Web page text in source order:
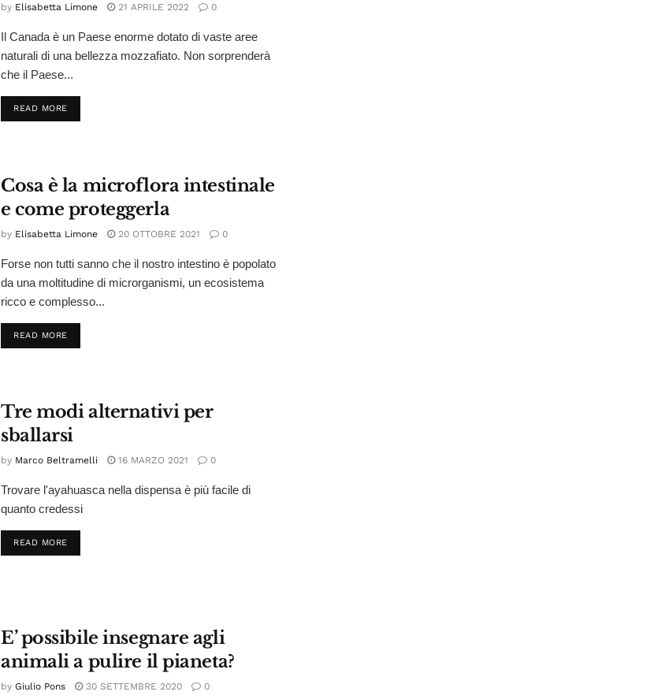
by Elisabetta Limone 21 APRILE 2022 0
Il Canada è un Paese enorme dotato di vaste aree
naturali di una bellezza mozzafiato. Non sorprenderà
che il Paese...
READ MOREDETAILS
Cosa è la microflora intestinale
e come proteggerla
by Elisabetta Limone 20 OTTOBRE 2021 0
Forse non tutti sanno che il nostro intestino è popolato
da una moltitudine di microrganismi, un ecosistema
ricco e complesso...
READ MOREDETAILS
Tre modi alternativi per
sballarsi
by Marco Beltramelli 16 MARZO 2021 0
Trovare l'ayahuasca nella dispensa è più facile di
quanto credessi
READ MOREDETAILS
E’ possibile insegnare agli
animali a pulire il pianeta?
by Giulio Pons 30 SETTEMBRE 2020 0